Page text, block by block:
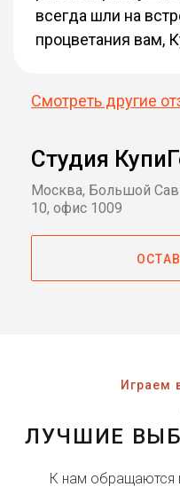
всегда шли на
процветания вам,
Смотреть другие
Студия
Москва, Большой
10, офис 1009
Играем
ЛУЧШИЕ
К нам обращаются